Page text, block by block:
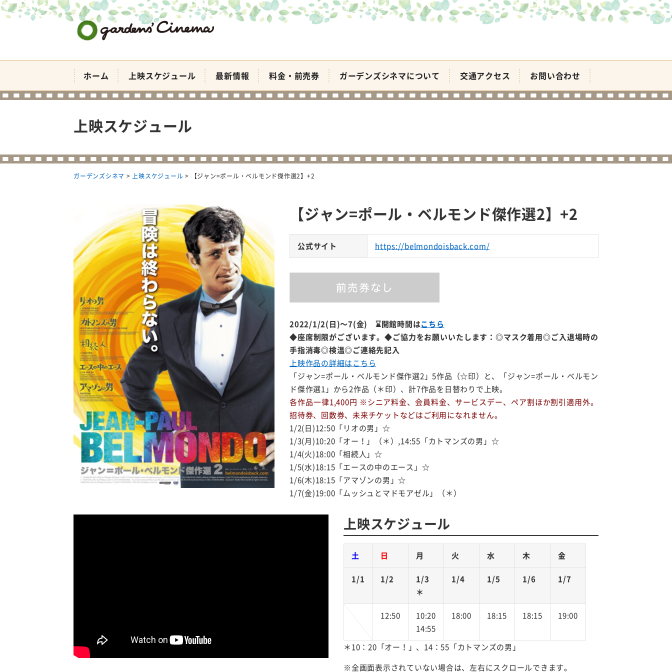
ホーム 上映スケジュール 最新情報 料金・前売券 ガーデンズシネマについて 交通アクセス お問い合わせ
上映スケジュール
ガーデンズシネマ >上映スケジュール > 【ジャン=ポール・ベルモンド傑作選2】+2
【ジャン=ポール・ベルモンド傑作選2】+2
公式サイト https://belmondoisback.com/
2022/1/2(日)～7(金) ⌛開館時間はこちら
◆座席制限がございます。◆ご協力をお願いいたします：◎マスク着用◎ご入退場時の
手指消毒◎検温◎ご連絡先記入
上映作品の詳細はこちら
「ジャン=ポール・ベルモンド傑作選2」5作品（☆印）と、「ジャン=ポール・ベルモン
ド傑作選1」から2作品（＊印）、計7作品を日替わりで上映。
各作品一律1,400円 ※シニア料金、会員料金、サービスデー、ペア割ほか割引適用外。
招待券、回数券、未来チケットなどはご利用になれません。
1/2(日)12:50「リオの男」☆
1/3(月)10:20「オー！」（＊）,14:55「カトマンズの男」☆
1/4(火)18:00「相続人」☆
1/5(水)18:15「エースの中のエース」☆
1/6(木)18:15「アマゾンの男」☆
1/7(金)19:00「ムッシュとマドモアゼル」（＊）
上映スケジュール
土 日 月 火 水 木 金
1/1 1/2
1/3
＊
1/4 1/5 1/6 1/7
12:50
10:20
14:55
18:00 18:15 18:15 19:00
＊10：20「オー！」、14：55「カトマンズの男」
※全画面表示されていない場合は、左右にスクロールできます。